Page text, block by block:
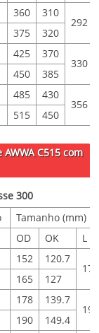
360 310
292
375 320
425 370
330
450 385
485 430
356
515 450
C515 com
300
Tamanho (mm)
OD
OK L
152 120.7
178
165 127
178 139.7
190
190 149.4